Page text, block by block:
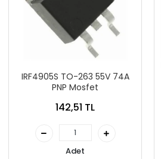
IRF4905S TO-263 55V 74A
PNP Mosfet
142,51 TL
Adet